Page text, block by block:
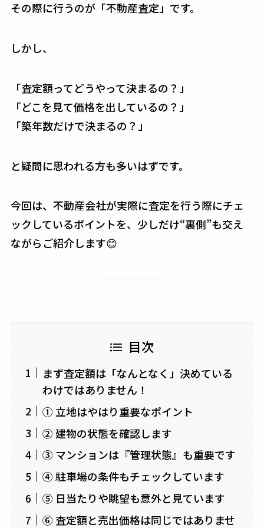
その際に行うのが「不動産査定」です。
しかし、
「査定額ってどうやって決まるの？」
「どこを見て価格を出しているの？」
「築年数だけで決まるの？」
と疑問に思われる方も多いはずです。
今回は、不動産会社が実際に査定を行う際にチェ
ックしているポイントを、少しだけ“裏側”も交え
ながらご紹介します😊
目次
まず査定額は「なんとなく」決めている
わけではありません！
① 立地はやはり重要なポイント
② 建物の状態を確認します
③ マンションは『管理状態』も重要です
④ 駐車場の条件もチェックしています
⑤ 日当たりや眺望も意外と見ています
⑥ 査定額と売出価格は同じではありませ